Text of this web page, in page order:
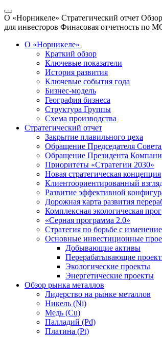
О «Норникеле» Стратегический отчет
для инвесторов Финасовая отчетность по
О «Норникеле»
Краткий обзор
Ключевые показатели
История развития
Ключевые события года
Бизнес-модель
География бизнеса
Структура Группы
Схема производства
Стратегический отчет
Закрытие плавильного цеха
Обращение Председателя
Обращение Президента
Приоритеты «Стратегии 2030»
Новая стратегическая концепция
Клиентоориентированный
Развитие эффективной
Дорожная карта развития
Комплексная экологическая
«Серная программа 2.0»
Стратегия по борьбе с
Основные инвестиционные
Добывающие активы
Перерабатывающие
Экологические проекты
Энергетические проекты
Обзор рынка металлов
Лидерство на рынке металлов
Никель (Ni)
Медь (Cu)
Палладий (Pd)
Платина (Pt)